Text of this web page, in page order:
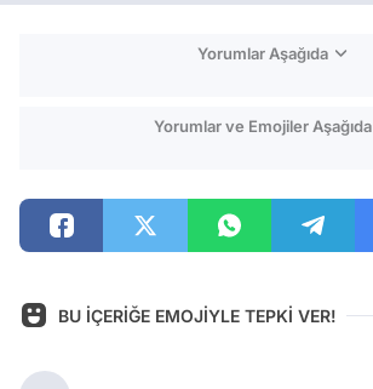
Yorumlar Aşağıda
Yorumlar ve Emojiler Aşağıda
BU İÇERİĞE EMOJİYLE TEPKİ VER!